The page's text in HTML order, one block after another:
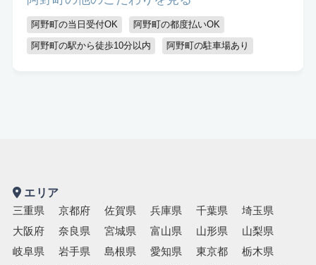
アメニティまたはコスメ充実 出張可能 資格保持者
阿野町の当日受付OK
阿野町の都度払いOK
阿野町の駅から徒歩10分以内
阿野町の駐車場あり
エリア
三重県 京都府 佐賀県 兵庫県 千葉県
埼玉県
大阪府
奈良県 宮城県 富山県 山形県
山梨県
岐阜県
岩手県 島根県 愛知県 東京都
栃木県